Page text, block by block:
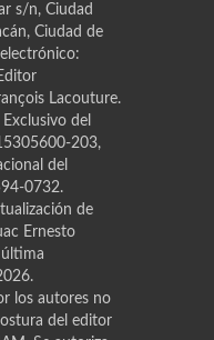
s/n, Ciudad
Ciudad de
Lacouture.
del
203,
del
0732.
de
Ernesto
última
los autores no
del editor